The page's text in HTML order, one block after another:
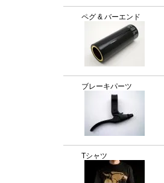
ペグ & バーエンド
ブレーキパーツ
Tシャツ